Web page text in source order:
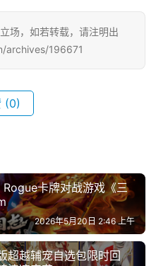
场，如若转载，请注明出
archives/196671
(0)
卡牌对战游戏《三
2026年5月20日 2:46 上午
超越辅宠自选包限时回